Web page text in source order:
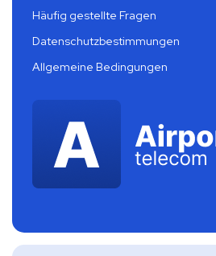
Häufig gestellte Fragen
Datenschutzbestimmungen
Allgemeine Bedingungen